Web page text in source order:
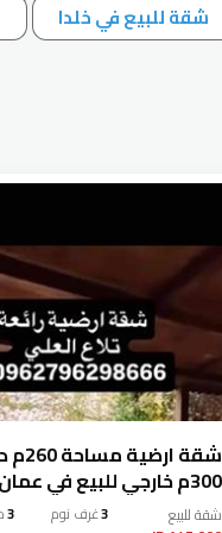
شقة للبيع في خلدا
شقة
300م خارجي للبيع في
العلي
شقةللبيع 3غرف نوم 3